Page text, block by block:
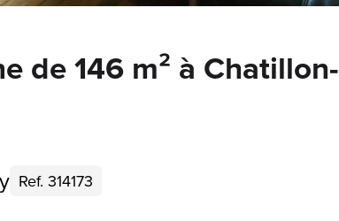
de 146 m² à Chatillon-
Ref. 314173